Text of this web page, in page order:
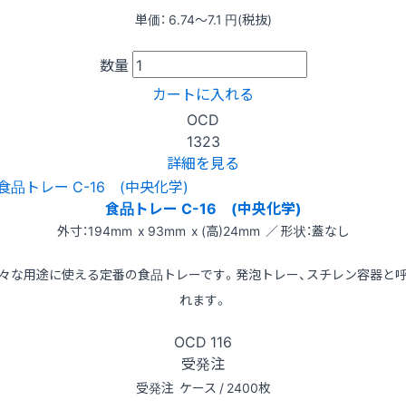
単価： 6.74〜7.1 円(税抜)
数量
カートに入れる
OCD
1323
詳細を見る
食品トレー C-16 (中央化学)
外寸：194mm x 93mm x (高)24mm ／ 形状：蓋なし
な用途に使える定番の食品トレーです。発泡トレー、スチレン容器と
れます。
OCD 116
受発注
受発注 ケース / 2400枚